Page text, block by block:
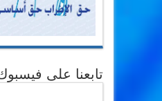
تابعنا على